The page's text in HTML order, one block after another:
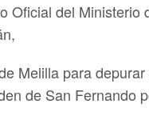
del Ministerio
Melilla para
de San Fernando